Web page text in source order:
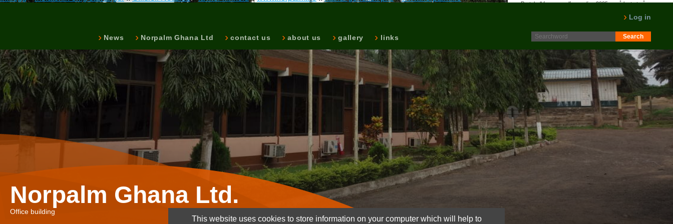
News Norpalm Ghana Ltd contact us about us gallery links
Log in
Protokoll fra generalforsamling 2025 er nå lagt ut på
Norpalm Ghana Ltd.
Office building
This website uses cookies to store information on your computer which will help to